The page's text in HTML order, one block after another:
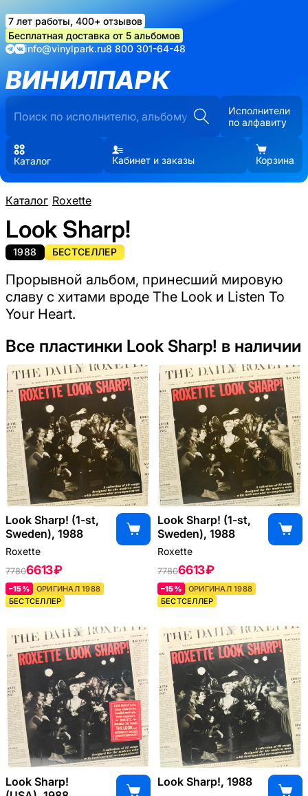
7 лет работы, 400+ отзывов
Бесплатная доставка от 5 альбомов
info@vinylpark.ru8 800 301-64-48
ВИНИЛПАРК
Исполнители
по алфавиту
Каталог Кабинет и заказы Корзина
Каталог/Roxette
Look Sharp!
1988 БЕСТСЕЛЛЕР
Прорывной альбом, принесший мировую
славу с хитами вроде The Look и Listen To
Your Heart.
Все пластинки Look Sharp! в наличии
Look Sharp! (1-st,
Sweden), 1988
Roxette
77806613 ₽
–15%
ОРИГИНАЛ 1988
БЕСТСЕЛЛЕР
Look Sharp! (1-st,
Sweden), 1988
Roxette
77806613 ₽
–15%
ОРИГИНАЛ 1988
БЕСТСЕЛЛЕР
Look Sharp!
Look Sharp!, 1988